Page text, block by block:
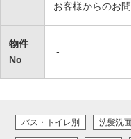
お客様からのお
物件
No
-
バス・トイレ別 洗髪洗